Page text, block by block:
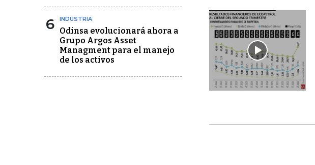
6 INDUSTRIA
Odinsa evolucionará ahora a
Grupo Argos Asset
Managment para el manejo
de los activos